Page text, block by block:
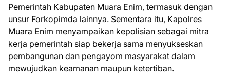
Pemerintah Kabupaten Muara Enim, termasuk dengan
unsur Forkopimda lainnya. Sementara itu, Kapolres
Muara Enim menyampaikan kepolisian sebagai mitra
kerja pemerintah siap bekerja sama menyukseskan
pembangunan dan pengayom masyarakat dalam
mewujudkan keamanan maupun ketertiban.